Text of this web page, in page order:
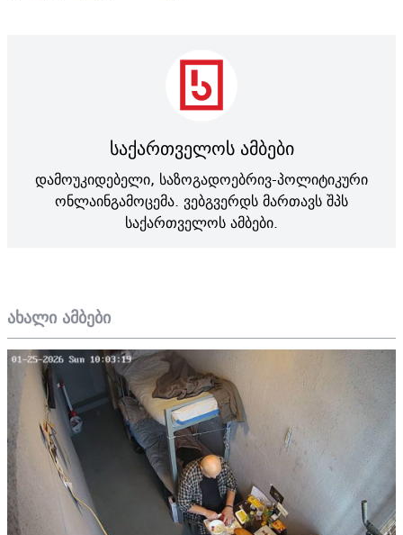
ახალი ამბები
საქართველოს ამბები
დამოუკიდებელი, საზოგადოებრივ-პოლიტიკური
ონლაინგამოცემა. ვებგვერდს მართავს შპს
საქართველოს ამბები.